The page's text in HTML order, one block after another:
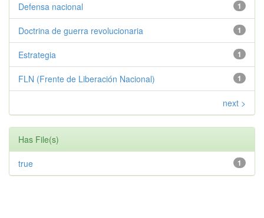
1
Defensa nacional
1
Doctrina de guerra revolucionaria
1
Estrategia
1
FLN (Frente de Liberación Nacional)
next >
Has File(s)
1
true